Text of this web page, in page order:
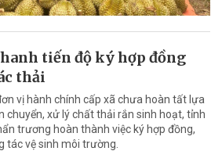
tiến độ ký hợp đồng
thải
vị hành chính cấp xã chưa hoàn tất lựa
chuyển, xử lý chất thải rắn sinh hoạt, tỉnh
trương hoàn thành việc ký hợp đồng,
tác vệ sinh môi trường.